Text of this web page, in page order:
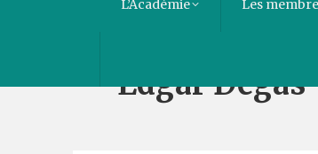
L’Académie Les
Edgar Degas